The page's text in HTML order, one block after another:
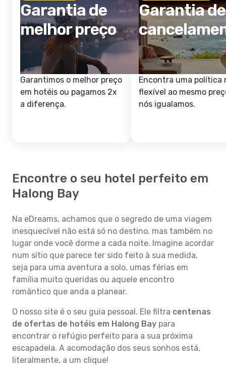
Garantia de
melhor preço
Garantimos o melhor preço
em hotéis ou pagamos 2x
a diferença.
Garantia de
Encontra uma política
flexível ao mesmo
nós igualamos.
Encontre o seu hotel perfeito em
Halong Bay
Na eDreams, achamos que o segredo de uma viagem
inesquecível não está só no destino, mas também no
lugar onde você dorme a cada noite. Imagine acordar
num sítio que parece ter sido feito à sua medida,
seja para uma aventura a solo, umas férias em
família muito queridas ou aquele encontro
romântico que anda a planear.
O nosso site é o seu guia pessoal. Ele filtra centenas
de ofertas de hotéis em Halong Bay para
encontrar o refúgio perfeito para a sua próxima
escapadela. A acomodação dos seus sonhos está,
literalmente, a um clique!